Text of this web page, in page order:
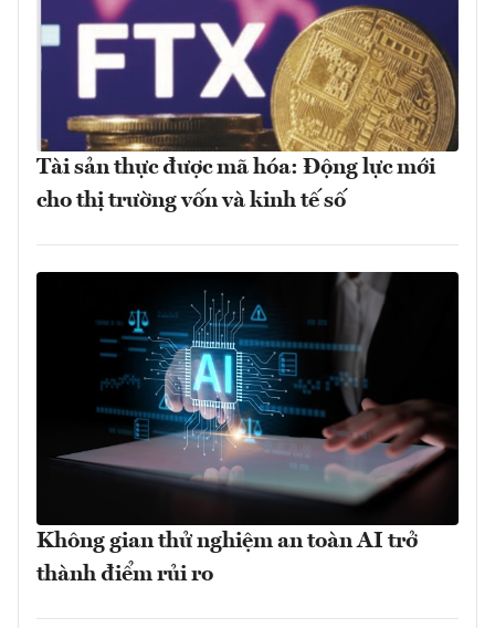
Tài sản thực được mã hóa: Động lực mới
cho thị trường vốn và kinh tế số
Không gian thử nghiệm an toàn AI trở
thành điểm rủi ro